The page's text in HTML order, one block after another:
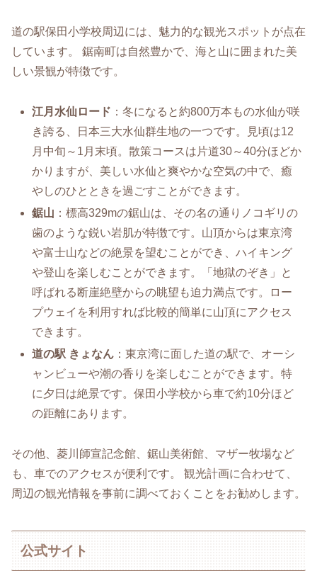
道の駅保田小学校周辺には、魅力的な観光スポットが点在
しています。 鋸南町は自然豊かで、海と山に囲まれた美
しい景観が特徴です。
江月水仙ロード ：冬になると約800万本もの水仙が咲
き誇る、日本三大水仙群生地の一つです。見頃は12
月中旬～1月末頃。散策コースは片道30～40分ほどか
かりますが、美しい水仙と爽やかな空気の中で、癒
やしのひとときを過ごすことができます。
鋸山 ：標高329mの鋸山は、その名の通りノコギリの
歯のような鋭い岩肌が特徴です。山頂からは東京湾
や富士山などの絶景を望むことができ、ハイキング
や登山を楽しむことができます。「地獄のぞき」と
呼ばれる断崖絶壁からの眺望も迫力満点です。ロー
プウェイを利用すれば比較的簡単に山頂にアクセス
できます。
道の駅 きょなん ：東京湾に面した道の駅で、オーシ
ャンビューや潮の香りを楽しむことができます。特
に夕日は絶景です。保田小学校から車で約10分ほど
の距離にあります。
その他、菱川師宣記念館、鋸山美術館、マザー牧場など
も、車でのアクセスが便利です。 観光計画に合わせて、
周辺の観光情報を事前に調べておくことをお勧めします。
公式サイト